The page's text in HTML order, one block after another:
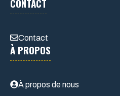
Contact
À PROPOS
À propos de nous